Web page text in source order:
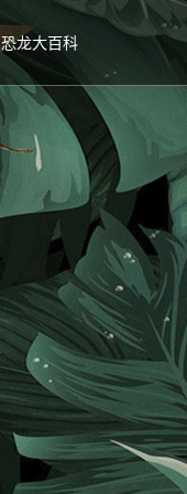
恐龙大百科